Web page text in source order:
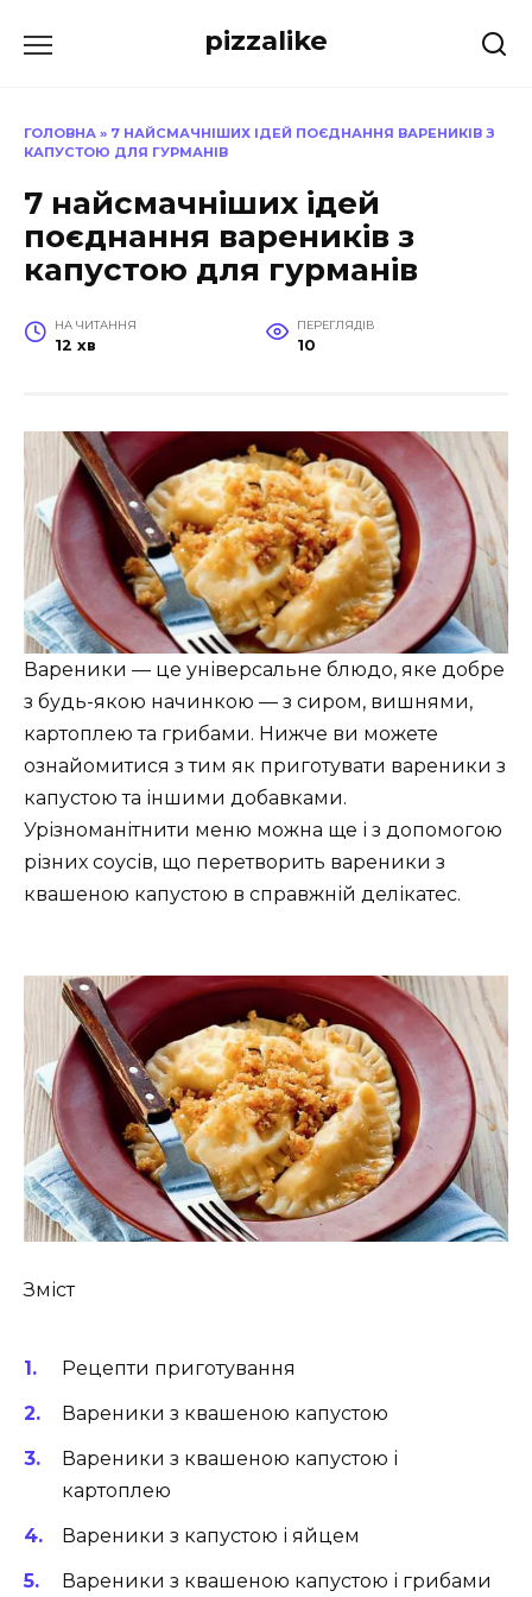
до
pizzalike
ГОЛОВНА » 7 НАЙСМАЧНІШИХ ІДЕЙ ПОЄДНАННЯ ВАРЕНИКІВ З
КАПУСТОЮ ДЛЯ ГУРМАНІВ
7 найсмачніших ідей
поєднання вареників з
капустою для гурманів
НА ЧИТАННЯ
12 хв
ПЕРЕГЛЯДІВ
10
Вареники — це універсальне блюдо, яке добре
з будь-якою начинкою — з сиром, вишнями,
картоплею та грибами. Нижче ви можете
ознайомитися з тим як приготувати вареники з
капустою та іншими добавками.
Урізноманітнити меню можна ще і з допомогою
різних соусів, що перетворить вареники з
квашеною капустою в справжній делікатес.
Зміст
Рецепти приготування
Вареники з квашеною капустою
Вареники з квашеною капустою і
картоплею
Вареники з капустою і яйцем
Вареники з квашеною капустою і грибами